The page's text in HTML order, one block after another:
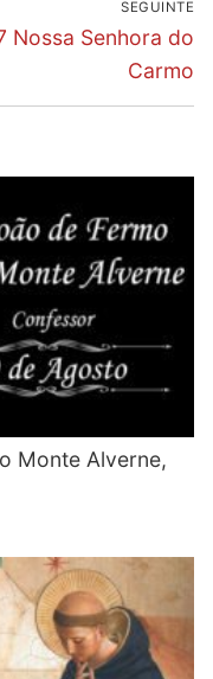
SEGUINTE
Nossa Senhora do
Carmo
Monte Alverne,